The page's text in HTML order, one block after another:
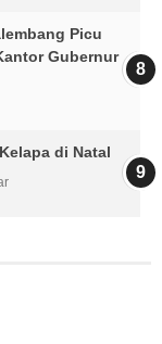
Picu
Gubernur
di Natal